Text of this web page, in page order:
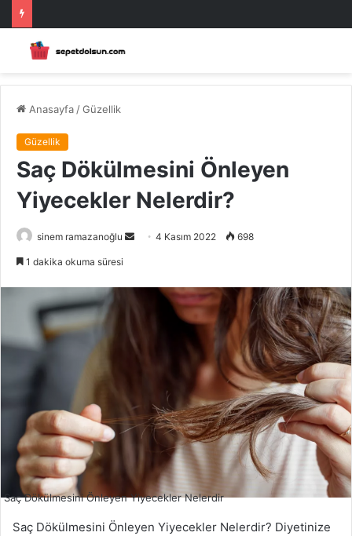
Anasayfa /Güzellik
Güzellik
Saç Dökülmesini Önleyen
Yiyecekler Nelerdir?
sinem ramazanoğlu
Bir
göndermek
4 Kasım 2022 698
1 dakika okuma süresi
Saç Dökülmesini Önleyen Yiyecekler Nelerdir
Saç Dökülmesini Önleyen Yiyecekler Nelerdir? Diyetinize